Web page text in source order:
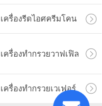
เครื่องรีดไอศครีมโคน
เครื่องทำกรวยวาฟเฟิล
เครื่องทำกรวยเวเฟอร์